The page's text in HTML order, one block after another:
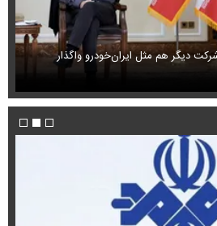
دیگر هم مثل ایران‌خودرو واگذار